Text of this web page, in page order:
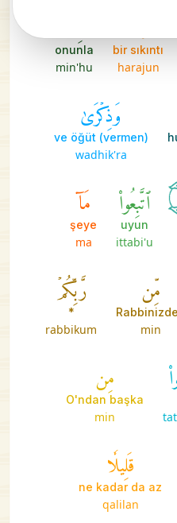
bir sıkıntı
harajun
onunla
min'hu
وَذِكۡرَىٰ
ve öğüt (vermen)
wadhik'ra
ٱتَّبِعُواْ
uyun
ittabi'u
مَآ
şeye
ma
مِّن
min
رَّبِّكُمۡ
*
rabbikum
مِن
O'ndan başka
min
قَلِيلٗا
ne kadar da az
qalilan